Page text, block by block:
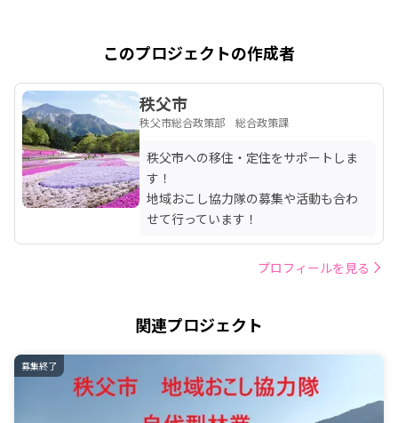
このプロジェクトの作成者
秩父市
秩父市総合政策部 総合政策課
秩父市への移住・定住をサポートしま
す！
地域おこし協力隊の募集や活動も合わ
せて行っています！
プロフィールを見る
関連プロジェクト
募集終了